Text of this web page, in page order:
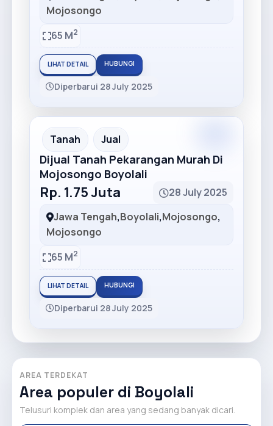
Mojosongo
65 M2
LIHAT DETAIL HUBUNGI
Diperbarui 28 July 2025
Tanah Jual
Dijual Tanah Pekarangan Murah Di
Mojosongo Boyolali
Rp. 1.75 Juta
28 July 2025
Jawa Tengah,Boyolali,Mojosongo,
Mojosongo
65 M2
LIHAT DETAIL HUBUNGI
Diperbarui 28 July 2025
AREA TERDEKAT
Area populer di Boyolali
Telusuri komplek dan area yang sedang banyak dicari.